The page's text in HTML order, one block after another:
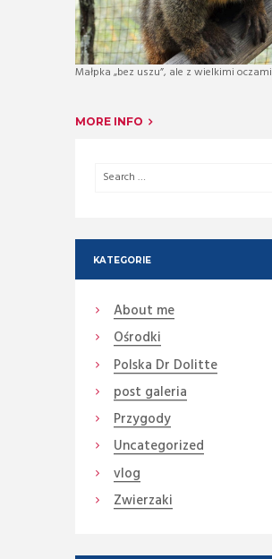
Małpka „bez uszu”, ale z wielkimi oczami
MORE INFO
KATEGORIE
About me
Ośrodki
Polska Dr Dolitte
post galeria
Przygody
Uncategorized
vlog
Zwierzaki